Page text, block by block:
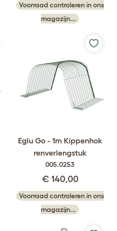
Voorraad controleren in ons
magazijn...
Eglu Go - 1m Kippenhok
renverlengstuk
005.0253
€ 140,00
Voorraad controleren in ons
magazijn...